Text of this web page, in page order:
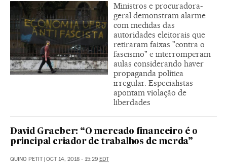
Ministros e procuradora-
geral demonstram alarme
com medidas das
autoridades eleitorais que
retiraram faixas "contra o
fascismo" e interromperam
aulas considerando haver
propaganda política
irregular. Especialistas
apontam violação de
liberdades
David Graeber: “O mercado financeiro é o
principal criador de trabalhos de merda”
QUINO PETIT | OCT 14, 2018 - 15:29 EDT